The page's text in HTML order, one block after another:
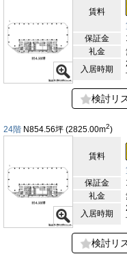
快適にアクセスできる利
谷線・千代田線が乗り入
駅」も徒歩圏内にあり、
離に位置しています。こ
川駅といった主要ターミ
都圏全域へのアクセスが
て大きな強みを持つ立地
ルズ」を中心とした再開
きく進化を遂げています
のビジネス来訪者にも快
虎ノ門ヒルズ駅とも地下
が高まることで、ビジネ
形成されることが期待さ
ルや官公庁が集積してお
です。行政機関へのアク
や政策に関わる企業にと
えて、銀行や郵便局、法
っているため、日常的な
飲食店やカフェの選択肢
賃料
保証金
礼金
入居時期
検討リ
24階 N854.56坪 (2825.00m2)
賃料
保証金
礼金
入居時期
検討リ